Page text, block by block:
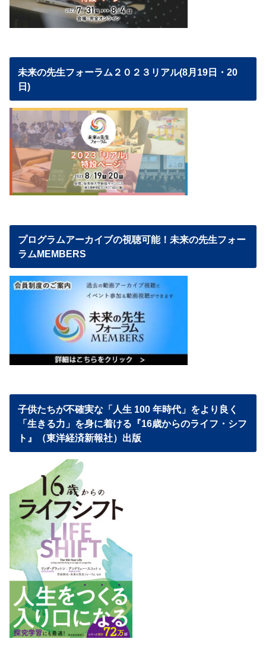
未来の先生フォーラム２０２３リアル(8月19日・20
日)
プログラムアーカイブの視聴可能！未来の先生フォー
ラムMEMBERS
子供たちが不確実な「人生 100 年時代」をより良く
「生きる力」を身に着ける『16歳からのライフ・シフ
ト』（東洋経済新報社）出版